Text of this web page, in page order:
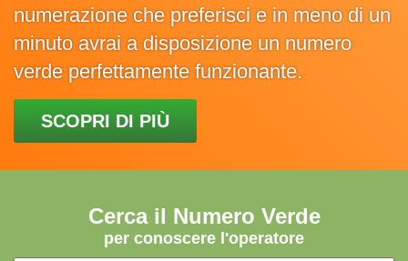
numerazione che preferisci e in meno di un
minuto avrai a disposizione un numero
verde perfettamente funzionante.
SCOPRI DI PIÙ
Cerca il Numero Verde
per conoscere l'operatore